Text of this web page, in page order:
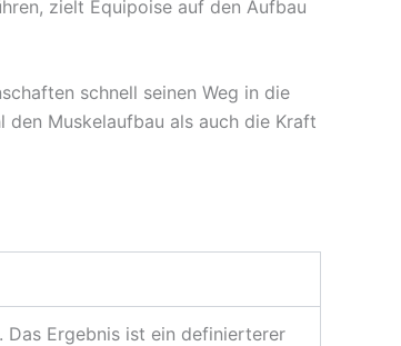
zielt Equipoise auf den Aufbau
schnell seinen Weg in die
Muskelaufbau als auch die Kraft
Das Ergebnis ist ein definierterer